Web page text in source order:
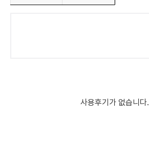
사용후기가 없습니다.